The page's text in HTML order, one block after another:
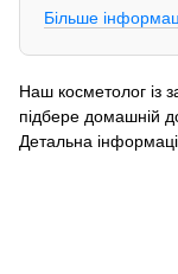
Більше
Наш косметолог із
підбере домашній
Детальна